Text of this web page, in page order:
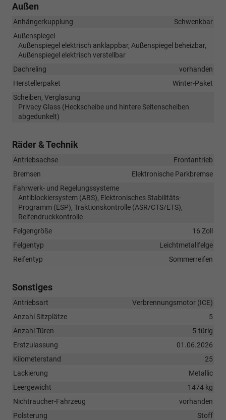
Außen
Anhängerkupplung
Schwenkbar
Außenspiegel
Außenspiegel elektrisch anklappbar, Außenspiegel beheizbar,
Außenspiegel elektrisch verstellbar
Dachreling
vorhanden
Herstellerpaket
Winter-Paket
Scheiben, Verglasung
Privacy Glass (Heckscheibe und hintere Seitenscheiben
abgedunkelt)
Räder & Technik
Antriebsachse
Frontantrieb
Bremsen
Elektronische Parkbremse
Fahrwerk- und Regelungssysteme
Antiblockiersystem (ABS), Elektronisches Stabilitäts-
Programm (ESP), Traktionskontrolle (ASR/CTS/ETS),
Reifendruckkontrolle
Felgengröße
16 Zoll
Felgentyp
Leichtmetallfelge
Reifentyp
Sommerreifen
Sonstiges
Antriebsart
Verbrennungsmotor (ICE)
Anzahl Sitzplätze
5
Anzahl Türen
5-türig
Erstzulassung
01.06.2026
Kilometerstand
25
Lackierung
Metallic
Leergewicht
1474 kg
Nichtraucher-Fahrzeug
vorhanden
Polsterung
Stoff